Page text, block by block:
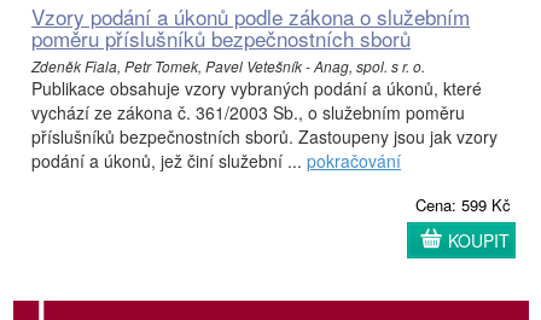
Vzory podání a úkonů podle zákona o služebním
poměru příslušníků bezpečnostních sborů
Zdeněk Fiala, Petr Tomek, Pavel Vetešník - Anag, spol. s r. o.
Publikace obsahuje vzory vybraných podání a úkonů, které
vychází ze zákona č. 361/2003 Sb., o služebním poměru
příslušníků bezpečnostních sborů. Zastoupeny jsou jak vzory
podání a úkonů, jež činí služební ... pokračování
Cena: 599 Kč
KOUPIT